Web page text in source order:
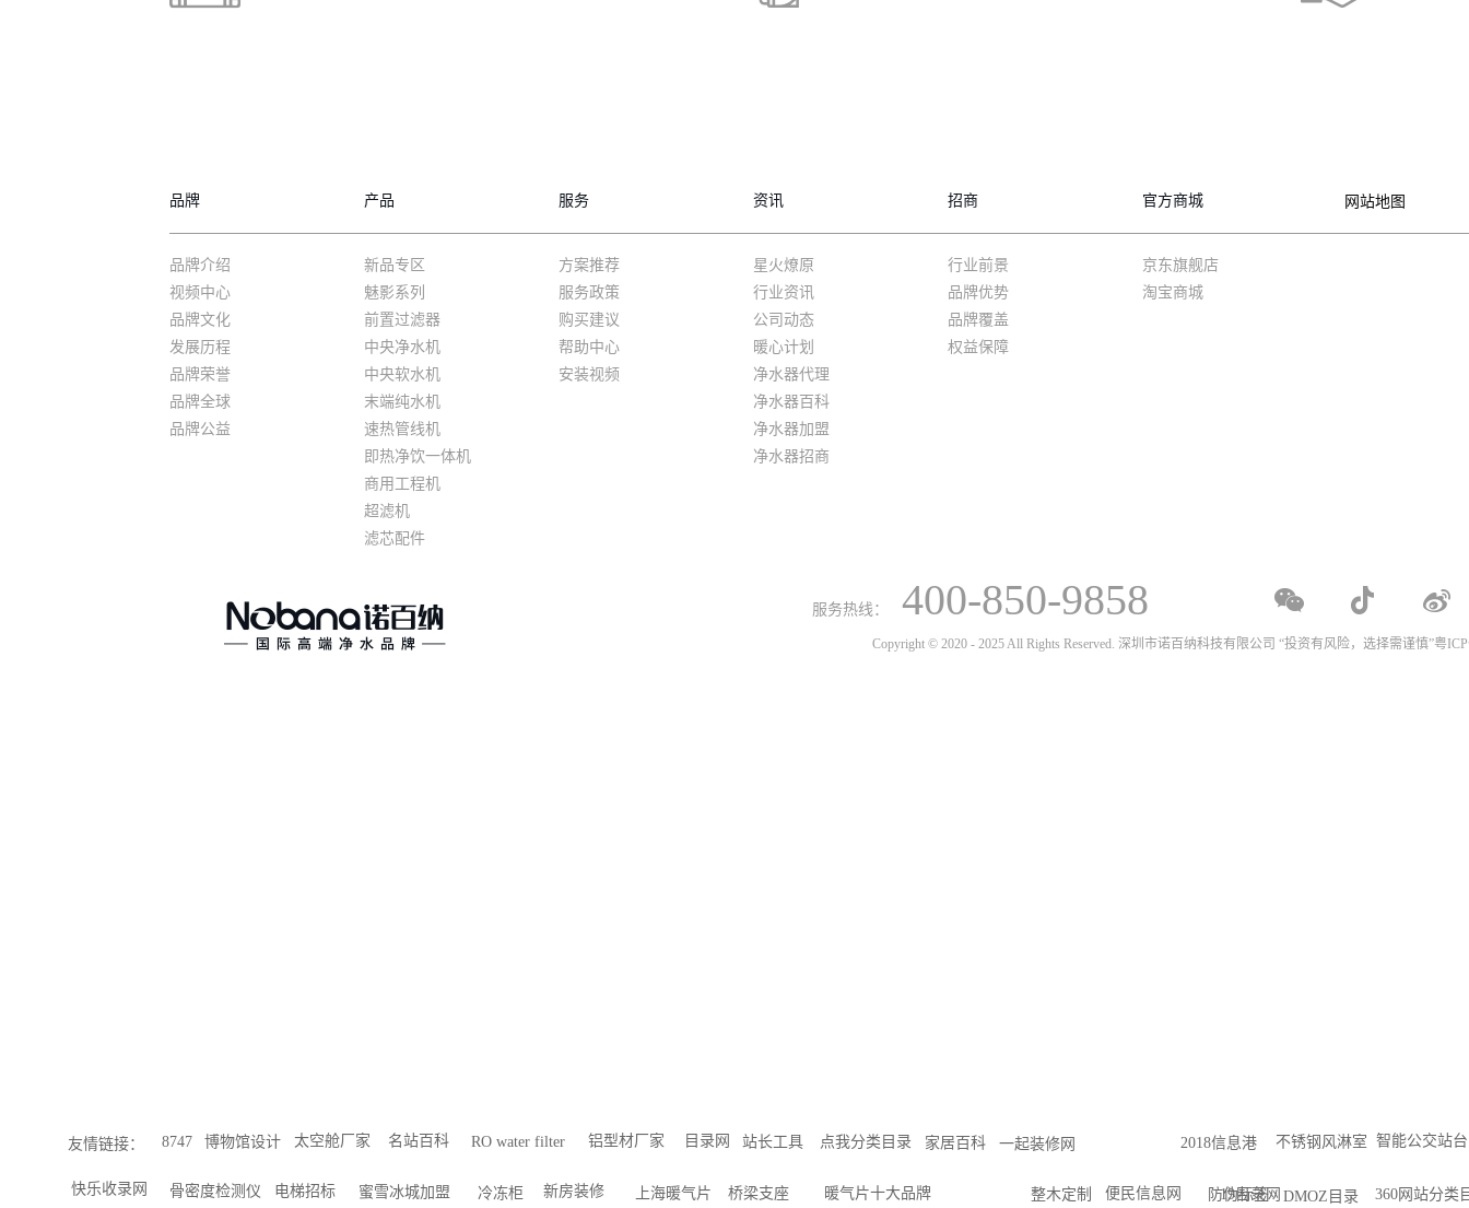
品牌 产品 服务 资讯 招商 官方商城 网站地图
品牌介绍
视频中心
品牌文化
发展历程
品牌荣誉
品牌全球
品牌公益
新品专区
魅影系列
前置过滤器
中央净水机
中央软水机
末端纯水机
速热管线机
即热净饮一体机
商用工程机
超滤机
滤芯配件
方案推荐
服务政策
购买建议
帮助中心
安装视频
星火燎原
行业资讯
公司动态
暖心计划
净水器代理
净水器百科
净水器加盟
净水器招商
行业前景
品牌优势
品牌覆盖
权益保障
京东旗舰店
淘宝商城
一起装修网
DMOZ目录
服务热线： 400-850-9858
粤
Copyright © 2020 - 2025 All Rights Reserved. 深圳市诺百纳科技有限公司 “投资有风险，选择需谨慎”
不锈钢风淋室
名站百科 2018信息港
点我分类目录
360网站分类
目录网 站长工具 智能公交站台
快乐收录网
友情链接：
骨密度检测仪
8747
电梯招标 新房装修
冷冻柜 暖气片十大品牌
铝型材厂家
RO water filter
上海暖气片
蜜雪冰城加盟 整木定制
桥梁支座 防伪标签
便民信息网
家居百科
博物馆设计 太空舱厂家
19目录网